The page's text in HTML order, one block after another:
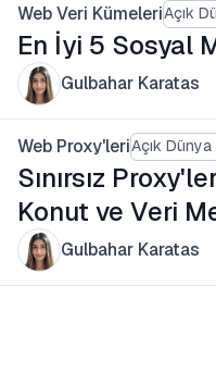
Web Veri KümeleriAçık
En İyi 5 Sosyal
Gulbahar Karatas
Web Proxy'leriAçık
Sınırsız
Konut ve Veri
Gulbahar Karatas